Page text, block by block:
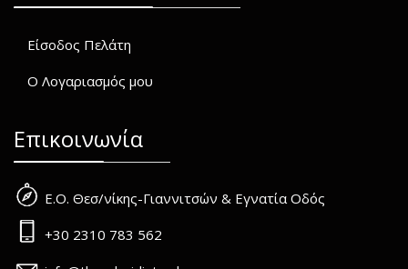
Είσοδος Πελάτη
Ο Λογαριασμός μου
Επικοινωνία
Ε.Ο. Θεσ/νίκης-Γιαννιτσών & Εγνατία Οδός
+30 2310 783 562